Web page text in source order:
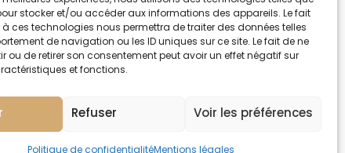
stocker et/ou accéder aux informations des appareils. Le fait
ces technologies nous permettra de traiter des données telles
de navigation ou les ID uniques sur ce site. Le fait de ne
ou de retirer son consentement peut avoir un effet négatif sur
et fonctions.
Refuser Voir les préférences
Politique de confidentialitéMentions légales
SUIVANT
fraise et rhubarbe